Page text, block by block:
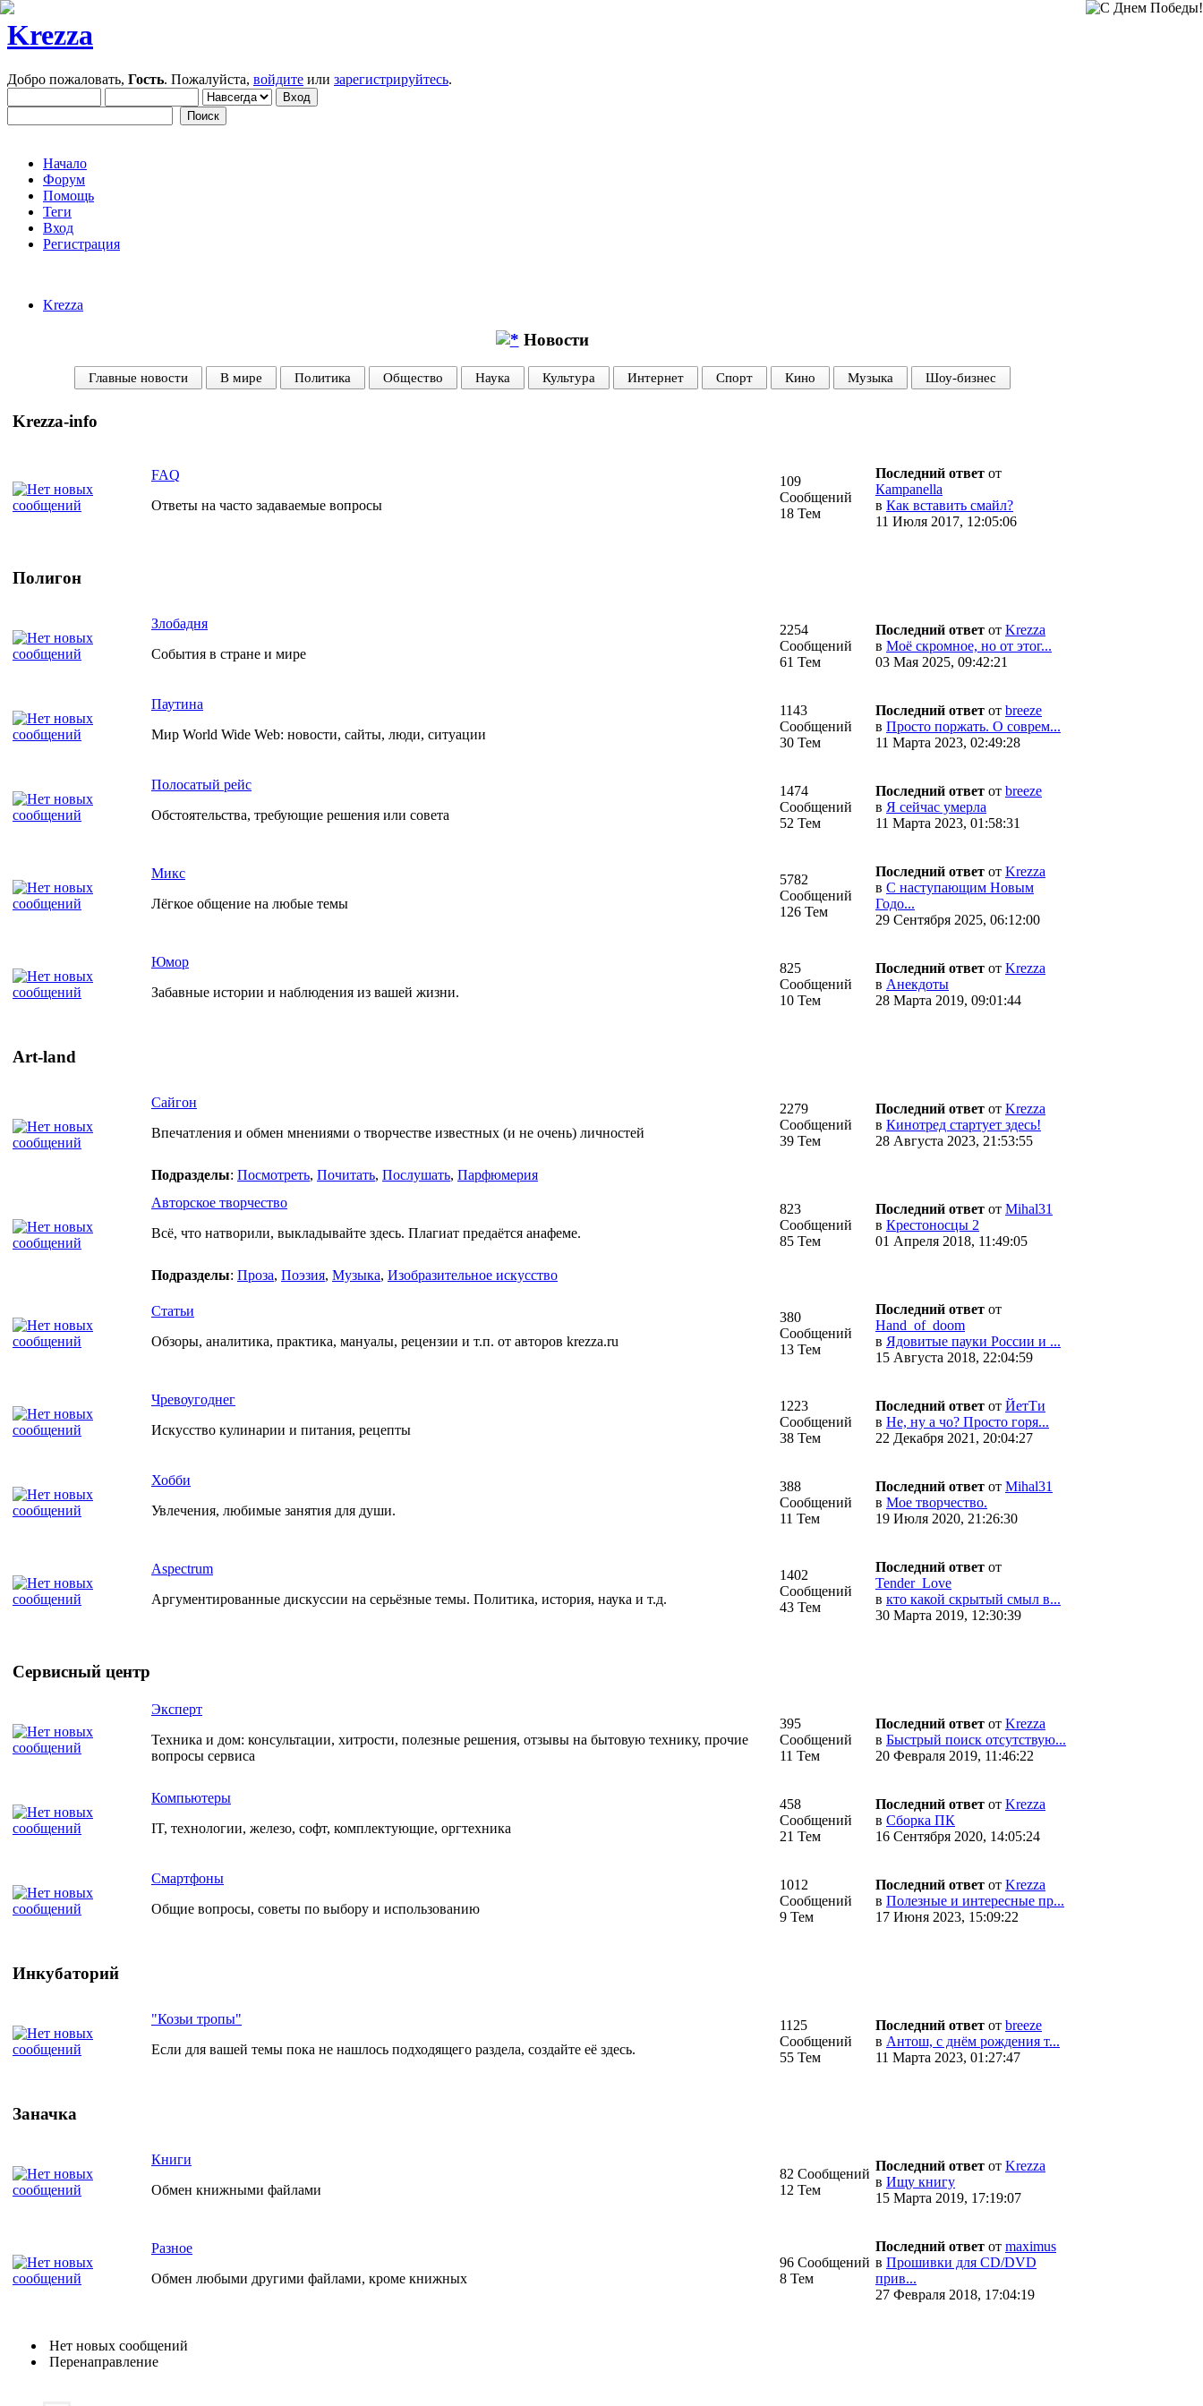
Krezza
Добро пожаловать, Гость. Пожалуйста, войдите или зарегистрируйтесь.
Начало
Форум
Помощь
Теги
Вход
Регистрация
Krezza
Новости
Главные новости В мире Политика Общество Наука Культура Интернет Спорт Кино Музыка Шоу-бизнес
Krezza-info
FAQ
Ответы на часто задаваемые вопросы
109
Сообщений
18 Тем
Последний ответ от
Кampanella
в Как вставить смайл?
11 Июля 2017, 12:05:06
Полигон
Злобадня
События в стране и мире
2254
Сообщений
61 Тем
Последний ответ от Krezza
в Моё скромное, но от этог...
03 Мая 2025, 09:42:21
Паутина
Мир World Wide Web: новости, сайты, люди, ситуации
1143
Сообщений
30 Тем
Последний ответ от breeze
в Просто поржать. О соврем...
11 Марта 2023, 02:49:28
Полосатый рейс
Обстоятельства, требующие решения или совета
1474
Сообщений
52 Тем
Последний ответ от breeze
в Я сейчас умерла
11 Марта 2023, 01:58:31
Микс
Лёгкое общение на любые темы
5782
Сообщений
126 Тем
Последний ответ от Krezza
в С наступающим Новым
Годо...
29 Сентября 2025, 06:12:00
Юмор
Забавные истории и наблюдения из вашей жизни.
825
Сообщений
10 Тем
Последний ответ от Krezza
в Анекдоты
28 Марта 2019, 09:01:44
Art-land
Сайгон
Впечатления и обмен мнениями о творчестве известных (и не очень) личностей
2279
Сообщений
39 Тем
Последний ответ от Krezza
в Кинотред стартует здесь!
28 Августа 2023, 21:53:55
Подразделы: Посмотреть, Почитать, Послушать, Парфюмерия
Авторское творчество
Всё, что натворили, выкладывайте здесь. Плагиат предаётся анафеме.
823
Сообщений
85 Тем
Последний ответ от Mihal31
в Крестоносцы 2
01 Апреля 2018, 11:49:05
Подразделы: Проза, Поэзия, Музыка, Изобразительное искусство
Статьи
Обзоры, аналитика, практика, мануалы, рецензии и т.п. от авторов krezza.ru
380
Сообщений
13 Тем
Последний ответ от
Hand_of_doom
в Ядовитые пауки России и ...
15 Августа 2018, 22:04:59
Чревоугоднег
Искусство кулинарии и питания, рецепты
1223
Сообщений
38 Тем
Последний ответ от ЙетТи
в Не, ну а чо? Просто горя...
22 Декабря 2021, 20:04:27
Хобби
Увлечения, любимые занятия для души.
388
Сообщений
11 Тем
Последний ответ от Mihal31
в Мое творчество.
19 Июля 2020, 21:26:30
Aspectrum
Аргументированные дискуссии на серьёзные темы. Политика, история, наука и т.д.
1402
Сообщений
43 Тем
Последний ответ от
Tender_Love
в кто какой скрытый смыл в...
30 Марта 2019, 12:30:39
Сервисный центр
Эксперт
Техника и дом: консультации, хитрости, полезные решения, отзывы на бытовую технику, прочие
вопросы сервиса
395
Сообщений
11 Тем
Последний ответ от Krezza
в Быстрый поиск отсутствую...
20 Февраля 2019, 11:46:22
Компьютеры
IT, технологии, железо, софт, комплектующие, оргтехника
458
Сообщений
21 Тем
Последний ответ от Krezza
в Сборка ПК
16 Сентября 2020, 14:05:24
Смартфоны
Общие вопросы, советы по выбору и использованию
1012
Сообщений
9 Тем
Последний ответ от Krezza
в Полезные и интересные пр...
17 Июня 2023, 15:09:22
Инкубаторий
"Козьи тропы"
Если для вашей темы пока не нашлось подходящего раздела, создайте её здесь.
1125
Сообщений
55 Тем
Последний ответ от breeze
в Антош, с днём рождения т...
11 Марта 2023, 01:27:47
Заначка
Книги
Обмен книжными файлами
82 Сообщений
12 Тем
Последний ответ от Krezza
в Ищу книгу
15 Марта 2019, 17:19:07
Разное
Обмен любыми другими файлами, кроме книжных
96 Сообщений
8 Тем
Последний ответ от maximus
в Прошивки для CD/DVD
прив...
27 Февраля 2018, 17:04:19
Нет новых сообщений
Перенаправление